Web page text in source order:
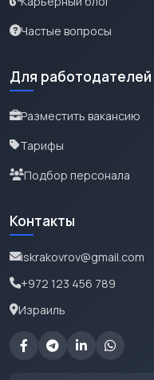
Частые вопросы
Для работодателей
Разместить вакансию
Тарифы
Подбор персонала
Контакты
iskrakovrov@gmail.com
+972 123 456 789
Израиль